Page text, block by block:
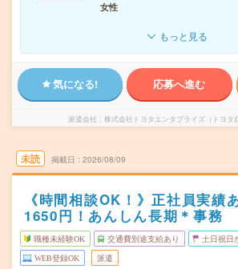
女性
もっと見る
気になる! 応募へ進む
派遣会社 株式会社トヨタエンタプライズ（トヨタ
未読 掲載日 2026/08/09
《時間相談OK！》正社員実績
1650円！あんしん長期＊事務
職種未経験OK 交通費別途支給あり 土日祝日
WEB登録OK 派遣